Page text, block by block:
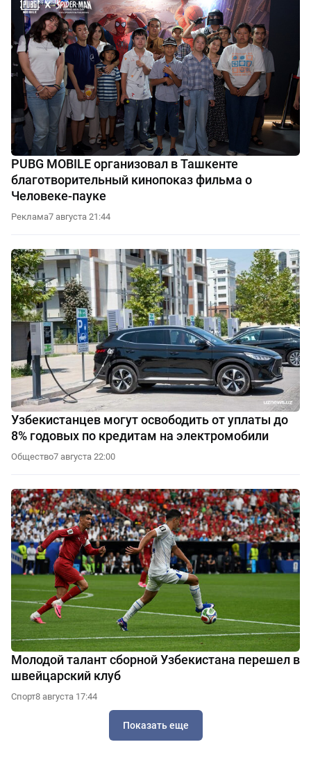
PUBG MOBILE организовал в Ташкенте
благотворительный кинопоказ фильма о
Человеке-пауке
Реклама7 августа 21:44
Узбекистанцев могут освободить от уплаты до
8% годовых по кредитам на электромобили
Общество7 августа 22:00
Молодой талант сборной Узбекистана перешел в
швейцарский клуб
Спорт8 августа 17:44
Показать еще